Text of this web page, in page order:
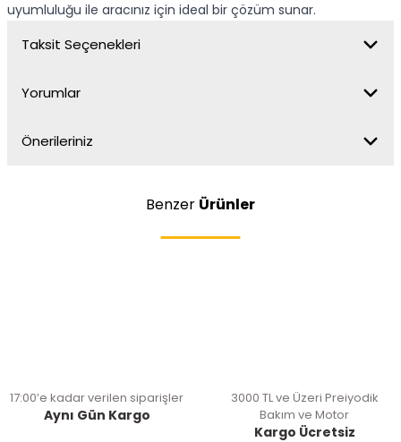
uyumluluğu ile aracınız için ideal bir çözüm sunar.
Taksit Seçenekleri
Yorumlar
Önerileriniz
Benzer Ürünler
17:00’e kadar verilen siparişler
Aynı Gün Kargo
3000 TL ve Üzeri Preiyodik
Bakım ve Motor
Kargo Ücretsiz